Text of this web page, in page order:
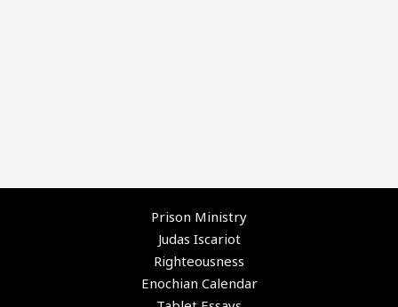
Prison Ministry
Judas Iscariot
Righteousness
Enochian Calendar